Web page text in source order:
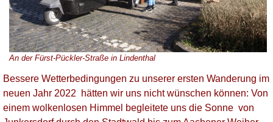
An der Fürst-Pückler-Straße in Lindenthal
Bessere Wetterbedingungen zu unserer ersten Wanderung im
neuen Jahr 2022 hätten wir uns nicht wünschen können: Von
einem wolkenlosen Himmel begleitete uns die Sonne von